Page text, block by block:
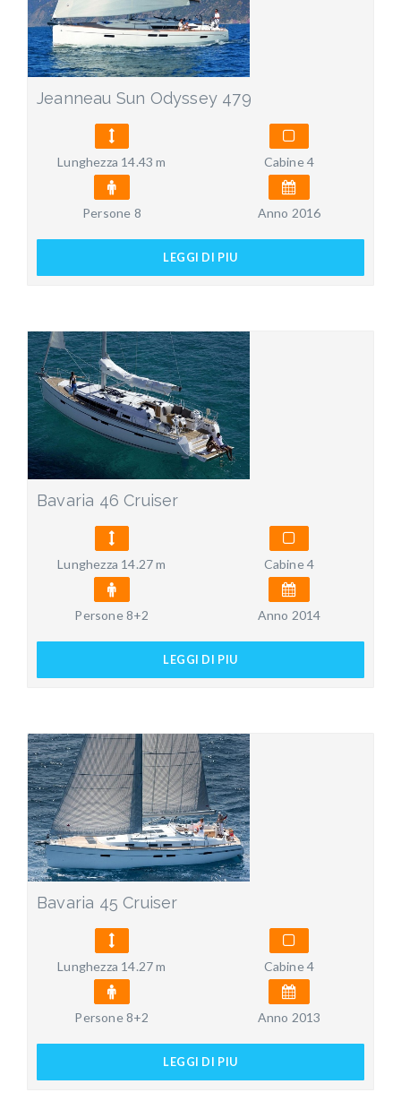
Jeanneau Sun Odyssey 479
Lunghezza 14.43 m Cabine 4
Persone 8 Anno 2016
LEGGI DI PIU
Bavaria 46 Cruiser
Lunghezza 14.27 m Cabine 4
Persone 8+2 Anno 2014
LEGGI DI PIU
Bavaria 45 Cruiser
Lunghezza 14.27 m Cabine 4
Persone 8+2 Anno 2013
LEGGI DI PIU